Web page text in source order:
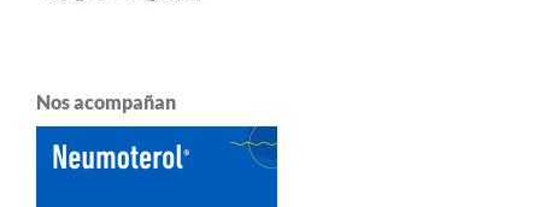
Nos acompañan